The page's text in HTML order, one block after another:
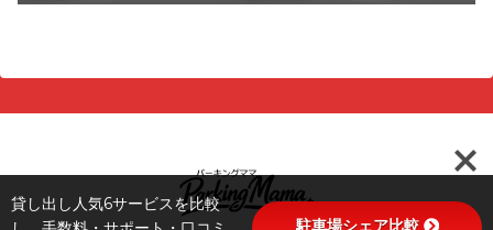
貸し出し人気6サービスを比較
駐車場シェア比較